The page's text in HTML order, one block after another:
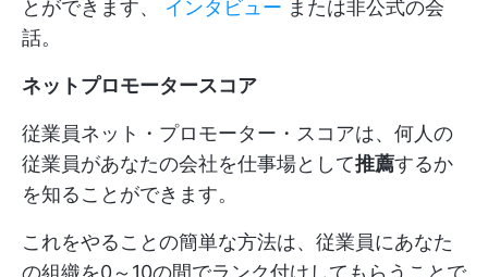
とができます、 インタビュー または非公式の会
話。
ネットプロモータースコア
従業員ネット・プロモーター・スコアは、何人の
従業員があなたの会社を仕事場として推薦するか
を知ることができます。
これをやることの簡単な方法は、従業員にあなた
の組織を0～10の間でランク付けしてもらうことで